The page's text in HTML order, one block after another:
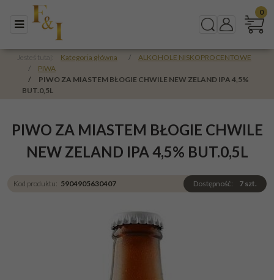
Menu SzukajPanel
0
Jesteś tutaj: Kategoria główna /
ALKOHOLE NISKOPROCENTOWE
/
PIWA
/
PIWO ZA MIASTEM BŁOGIE CHWILE NEW ZELAND IPA 4,5%
BUT.0,5L
PIWO ZA MIASTEM BŁOGIE CHWILE
NEW ZELAND IPA 4,5% BUT.0,5L
Kod produktu: 5904905630407 Dostępność: 7 szt.